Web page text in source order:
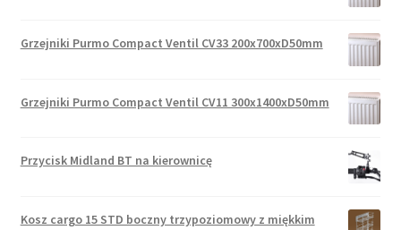
Grzejniki Purmo Compact Ventil CV33 200x700xD50mm
Grzejniki Purmo Compact Ventil CV11 300x1400xD50mm
Przycisk Midland BT na kierownicę
Kosz cargo 15 STD boczny trzypoziomowy z miękkim